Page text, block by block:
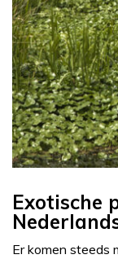
Exotische
Er komen steeds